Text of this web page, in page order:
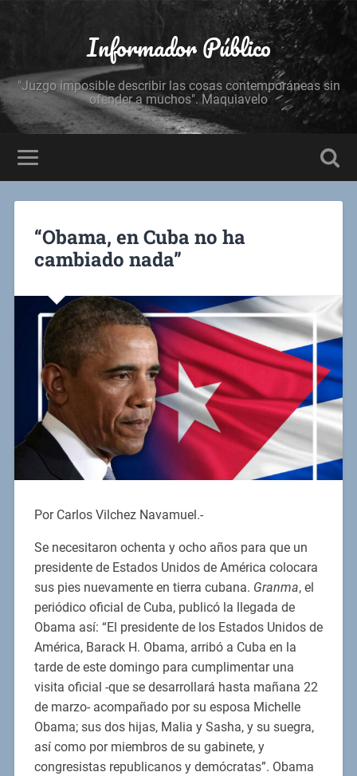
Informador Público
"Juzgo imposible describir las cosas contemporáneas sin
ofender a muchos". Maquiavelo
“Obama, en Cuba no ha
cambiado nada”
Por Carlos Vilchez Navamuel.-
Se necesitaron ochenta y ocho años para que un
presidente de Estados Unidos de América colocara
sus pies nuevamente en tierra cubana. Granma, el
periódico oficial de Cuba, publicó la llegada de
Obama así: “El presidente de los Estados Unidos de
América, Barack H. Obama, arribó a Cuba en la
tarde de este domingo para cumplimentar una
visita oficial -que se desarrollará hasta mañana 22
de marzo- acompañado por su esposa Michelle
Obama; sus dos hijas, Malia y Sasha, y su suegra,
así como por miembros de su gabinete, y
congresistas republicanos y demócratas”. Obama